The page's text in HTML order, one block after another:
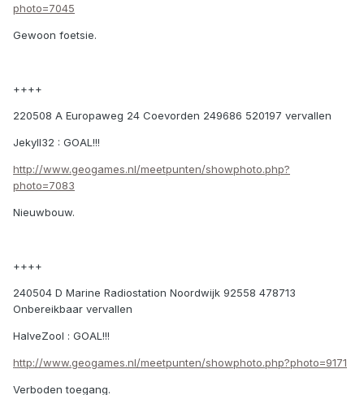
photo=7045
Gewoon foetsie.
++++
220508 A Europaweg 24 Coevorden 249686 520197 vervallen
Jekyll32 : GOAL!!!
http://www.geogames.nl/meetpunten/showphoto.php?
photo=7083
Nieuwbouw.
++++
240504 D Marine Radiostation Noordwijk 92558 478713
Onbereikbaar vervallen
HalveZool : GOAL!!!
http://www.geogames.nl/meetpunten/showphoto.php?photo=9171
Verboden toegang.